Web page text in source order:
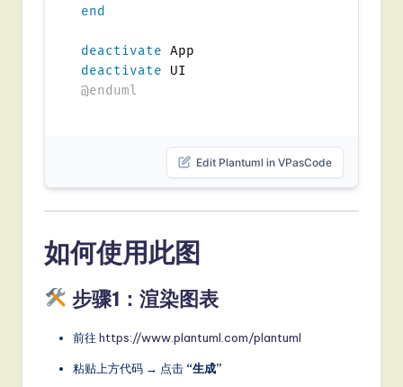
end
deactivate
deactivate
@enduml
Edit Plantuml in VPasCode
如何使用此图
步骤1：渲染图表
前往 https://www.plantuml.com/plantuml
粘贴上方代码 → 点击 “生成”